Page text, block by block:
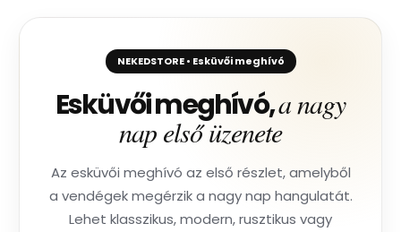
NEKEDSTORE • Esküvői meghívó
Esküvői meghívó,a nagy
nap első üzenete
Az esküvői meghívó az első részlet, amelyből
a vendégek megérzik a nagy nap hangulatát.
Lehet klasszikus, modern, rusztikus vagy